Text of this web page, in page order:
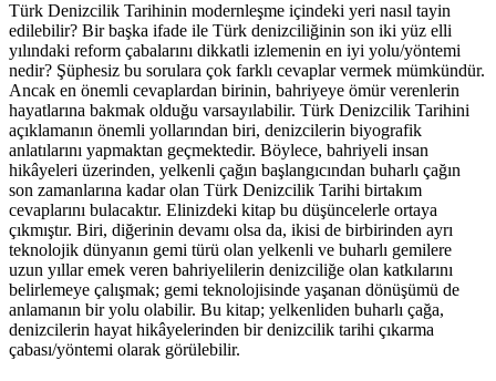
Türk Denizcilik Tarihinin modernleşme içindeki yeri nasıl tayin
edilebilir? Bir başka ifade ile Türk denizciliğinin son iki yüz elli
yılındaki reform çabalarını dikkatli izlemenin en iyi yolu/yöntemi
nedir? Şüphesiz bu sorulara çok farklı cevaplar vermek mümkündür.
Ancak en önemli cevaplardan birinin, bahriyeye ömür verenlerin
hayatlarına bakmak olduğu varsayılabilir. Türk Denizcilik Tarihini
açıklamanın önemli yollarından biri, denizcilerin biyografik
anlatılarını yapmaktan geçmektedir. Böylece, bahriyeli insan
hikâyeleri üzerinden, yelkenli çağın başlangıcından buharlı çağın
son zamanlarına kadar olan Türk Denizcilik Tarihi birtakım
cevaplarını bulacaktır. Elinizdeki kitap bu düşüncelerle ortaya
çıkmıştır. Biri, diğerinin devamı olsa da, ikisi de birbirinden ayrı
teknolojik dünyanın gemi türü olan yelkenli ve buharlı gemilere
uzun yıllar emek veren bahriyelilerin denizciliğe olan katkılarını
belirlemeye çalışmak; gemi teknolojisinde yaşanan dönüşümü de
anlamanın bir yolu olabilir. Bu kitap; yelkenliden buharlı çağa,
denizcilerin hayat hikâyelerinden bir denizcilik tarihi çıkarma
çabası/yöntemi olarak görülebilir.